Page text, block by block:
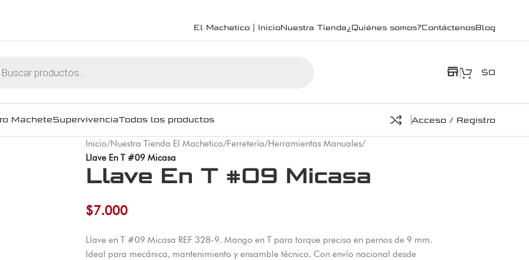
El Machetico | InicioNuestra Tienda¿Quiénes somos?ContáctenosBlog
store $0
MacheteSupervivenciaTodos los productos Acceso / Registro
Inicio/Nuestra Tienda El Machetico/Ferretería/Herramientas Manuales/
Llave En T #09 Micasa
Llave En T #09 Micasa
$7.000
Llave en T #09 Micasa REF 328-9. Mango en T para torque preciso en pernos de 9 mm.
Ideal para mecánica, mantenimiento y ensamble técnico. Con envío nacional desde